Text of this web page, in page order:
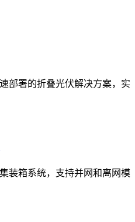
部署的折叠光伏解决方案，实
装箱系统，支持并网和离网模